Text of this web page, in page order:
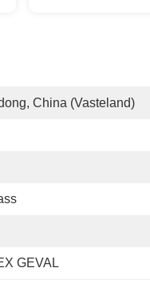
China (vasteland)
GEVAL